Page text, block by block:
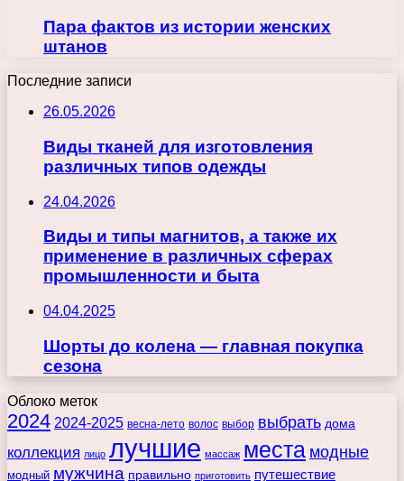
Пара фактов из истории женских
штанов
Последние записи
26.05.2026
Виды тканей для изготовления
различных типов одежды
24.04.2026
Виды и типы магнитов, а также их
применение в различных сферах
промышленности и быта
04.04.2025
Шорты до колена — главная покупка
сезона
Облоко меток
2024 2024-2025 весна-лето волос выбор выбрать дома
коллекция лицо лучшие массаж места модные
модный мужчина правильно приготовить путешествие